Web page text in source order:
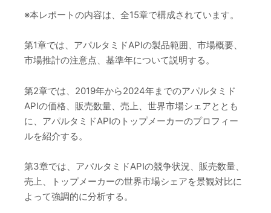
※本レポートの内容は、全15章で構成されています。
第1章では、アパルタミドAPIの製品範囲、市場概要、
市場推計の注意点、基準年について説明する。
第2章では、2019年から2024年までのアパルタミド
APIの価格、販売数量、売上、世界市場シェアととも
に、アパルタミドAPIのトップメーカーのプロフィー
ルを紹介する。
第3章では、アパルタミドAPIの競争状況、販売数量、
売上、トップメーカーの世界市場シェアを景観対比に
よって強調的に分析する。